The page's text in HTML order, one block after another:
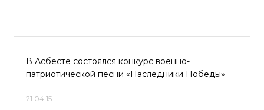
В Асбесте состоялся конкурс военно-
патриотической песни «Наследники Победы»
21.04.15